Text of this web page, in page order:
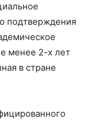
подтверждения
менее 2-х лет
в стране